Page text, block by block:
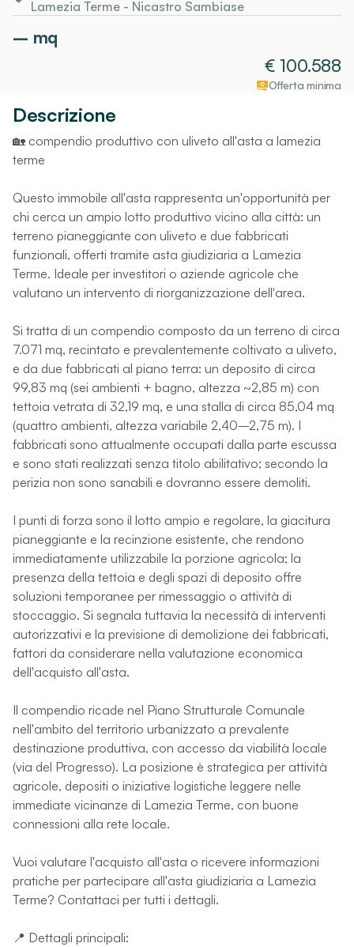
Lamezia Terme- Nicastro Sambiase
– mq
€ 100.588
Offerta minima
Descrizione
🏡 compendio produttivo con uliveto all'asta a lamezia
terme
Questo immobile all'asta rappresenta un'opportunità per
chi cerca un ampio lotto produttivo vicino alla città: un
terreno pianeggiante con uliveto e due fabbricati
funzionali, offerti tramite asta giudiziaria a Lamezia
Terme. Ideale per investitori o aziende agricole che
valutano un intervento di riorganizzazione dell'area.
Si tratta di un compendio composto da un terreno di circa
7.071 mq, recintato e prevalentemente coltivato a uliveto,
e da due fabbricati al piano terra: un deposito di circa
99,83 mq (sei ambienti + bagno, altezza ~2,85 m) con
tettoia vetrata di 32,19 mq, e una stalla di circa 85,04 mq
(quattro ambienti, altezza variabile 2,40–2,75 m). I
fabbricati sono attualmente occupati dalla parte escussa
e sono stati realizzati senza titolo abilitativo; secondo la
perizia non sono sanabili e dovranno essere demoliti.
I punti di forza sono il lotto ampio e regolare, la giacitura
pianeggiante e la recinzione esistente, che rendono
immediatamente utilizzabile la porzione agricola; la
presenza della tettoia e degli spazi di deposito offre
soluzioni temporanee per rimessaggio o attività di
stoccaggio. Si segnala tuttavia la necessità di interventi
autorizzativi e la previsione di demolizione dei fabbricati,
fattori da considerare nella valutazione economica
dell'acquisto all'asta.
Il compendio ricade nel Piano Strutturale Comunale
nell'ambito del territorio urbanizzato a prevalente
destinazione produttiva, con accesso da viabilità locale
(via del Progresso). La posizione è strategica per attività
agricole, depositi o iniziative logistiche leggere nelle
immediate vicinanze di Lamezia Terme, con buone
connessioni alla rete locale.
Vuoi valutare l'acquisto all'asta o ricevere informazioni
pratiche per partecipare all'asta giudiziaria a Lamezia
Terme? Contattaci per tutti i dettagli.
📍 Dettagli principali: